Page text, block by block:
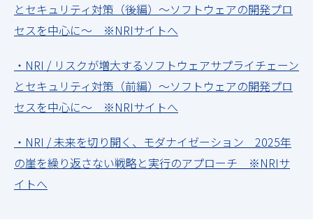
とセキュリティ対策（後編）～ソフトウェアの開発プロ
セスを中心に～ ※NRIサイトへ
・NRI / リスクが増大するソフトウェアサプライチェーン
とセキュリティ対策（前編）～ソフトウェアの開発プロ
セスを中心に～ ※NRIサイトへ
・NRI / 未来を切り開く、モダナイゼーション 2025年
の崖を繰り返さない戦略と実行のアプローチ ※NRIサ
イトへ